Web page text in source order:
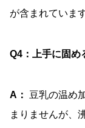
が含まれています
Q4：上手に固め
A：
豆乳の温め
まりませんが、